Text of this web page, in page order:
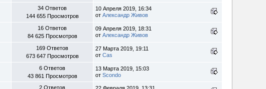
34 Ответов
144 655 Просмотров
10 Апреля 2019, 16:34
отАлександр Живов
16 Ответов
84 625 Просмотров
09 Апреля 2019, 18:31
отАлександр Живов
169 Ответов
673 647 Просмотров
27 Марта 2019, 19:11
отCas
6 Ответов
43 861 Просмотров
13 Марта 2019, 15:03
отScondo
2 Ответов
22 Февраля 2019, 13:31